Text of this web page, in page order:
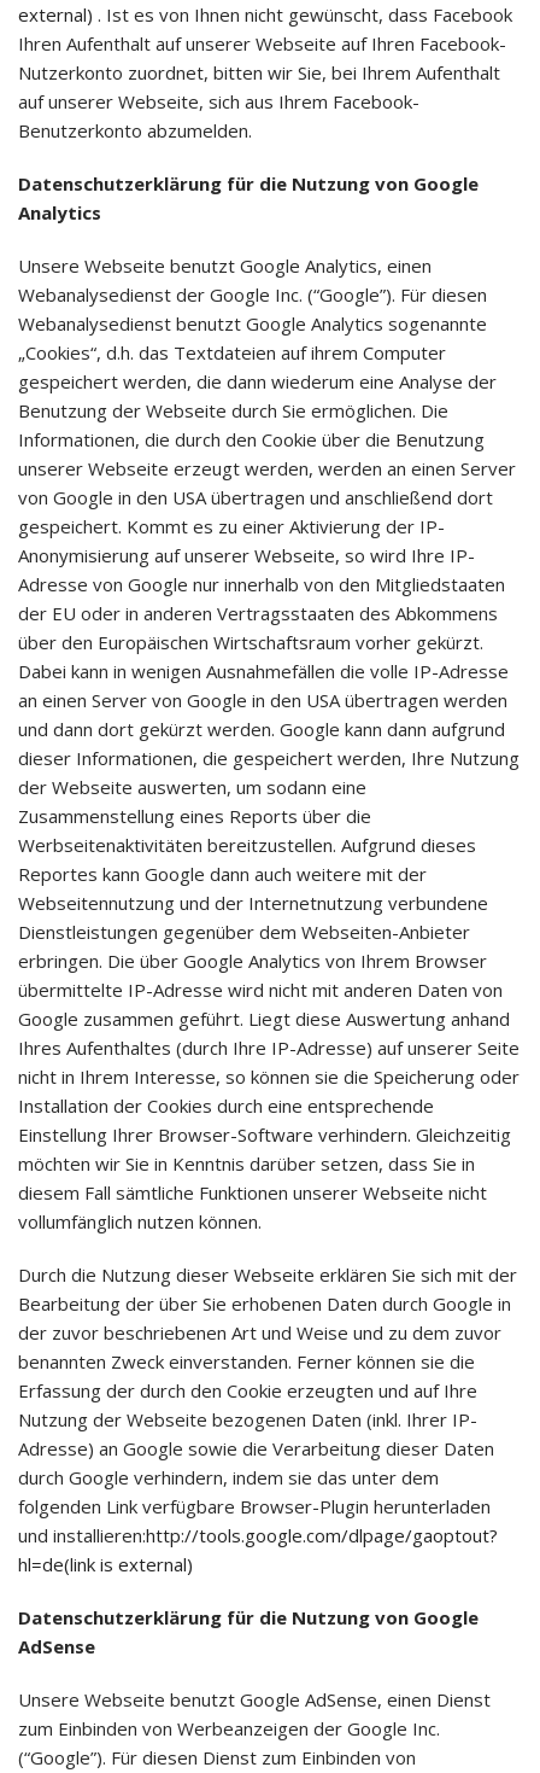
external) . Ist es von Ihnen nicht gewünscht, dass Facebook
Ihren Aufenthalt auf unserer Webseite auf Ihren Facebook-
Nutzerkonto zuordnet, bitten wir Sie, bei Ihrem Aufenthalt
auf unserer Webseite, sich aus Ihrem Facebook-
Benutzerkonto abzumelden.
Datenschutzerklärung für die Nutzung von Google
Analytics
Unsere Webseite benutzt Google Analytics, einen
Webanalysedienst der Google Inc. (“Google”). Für diesen
Webanalysedienst benutzt Google Analytics sogenannte
„Cookies“, d.h. das Textdateien auf ihrem Computer
gespeichert werden, die dann wiederum eine Analyse der
Benutzung der Webseite durch Sie ermöglichen. Die
Informationen, die durch den Cookie über die Benutzung
unserer Webseite erzeugt werden, werden an einen Server
von Google in den USA übertragen und anschließend dort
gespeichert. Kommt es zu einer Aktivierung der IP-
Anonymisierung auf unserer Webseite, so wird Ihre IP-
Adresse von Google nur innerhalb von den Mitgliedstaaten
der EU oder in anderen Vertragsstaaten des Abkommens
über den Europäischen Wirtschaftsraum vorher gekürzt.
Dabei kann in wenigen Ausnahmefällen die volle IP-Adresse
an einen Server von Google in den USA übertragen werden
und dann dort gekürzt werden. Google kann dann aufgrund
dieser Informationen, die gespeichert werden, Ihre Nutzung
der Webseite auswerten, um sodann eine
Zusammenstellung eines Reports über die
Werbseitenaktivitäten bereitzustellen. Aufgrund dieses
Reportes kann Google dann auch weitere mit der
Webseitennutzung und der Internetnutzung verbundene
Dienstleistungen gegenüber dem Webseiten-Anbieter
erbringen. Die über Google Analytics von Ihrem Browser
übermittelte IP-Adresse wird nicht mit anderen Daten von
Google zusammen geführt. Liegt diese Auswertung anhand
Ihres Aufenthaltes (durch Ihre IP-Adresse) auf unserer Seite
nicht in Ihrem Interesse, so können sie die Speicherung oder
Installation der Cookies durch eine entsprechende
Einstellung Ihrer Browser-Software verhindern. Gleichzeitig
möchten wir Sie in Kenntnis darüber setzen, dass Sie in
diesem Fall sämtliche Funktionen unserer Webseite nicht
vollumfänglich nutzen können.
Durch die Nutzung dieser Webseite erklären Sie sich mit der
Bearbeitung der über Sie erhobenen Daten durch Google in
der zuvor beschriebenen Art und Weise und zu dem zuvor
benannten Zweck einverstanden. Ferner können sie die
Erfassung der durch den Cookie erzeugten und auf Ihre
Nutzung der Webseite bezogenen Daten (inkl. Ihrer IP-
Adresse) an Google sowie die Verarbeitung dieser Daten
durch Google verhindern, indem sie das unter dem
folgenden Link verfügbare Browser-Plugin herunterladen
und installieren:http://tools.google.com/dlpage/gaoptout?
hl=de(link is external)
Datenschutzerklärung für die Nutzung von Google
AdSense
Unsere Webseite benutzt Google AdSense, einen Dienst
zum Einbinden von Werbeanzeigen der Google Inc.
(“Google”). Für diesen Dienst zum Einbinden von